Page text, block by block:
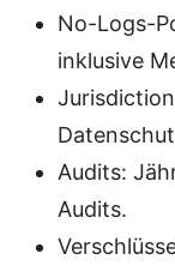
No-Logs-
inklusive
Audits:
Audits.